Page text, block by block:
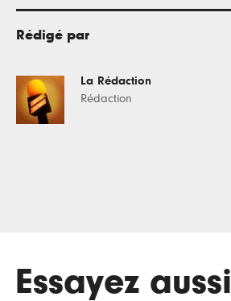
Rédigé par
La Rédaction
Rédaction
Essayez aussi